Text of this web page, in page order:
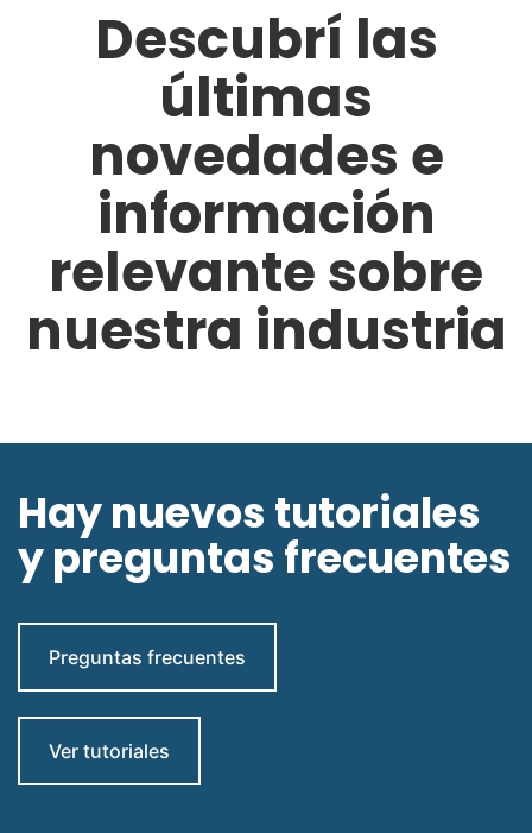
Descubrí las
últimas
novedades e
información
relevante sobre
nuestra industria
Hay nuevos tutoriales
y preguntas frecuentes
Preguntas frecuentes
Ver tutoriales